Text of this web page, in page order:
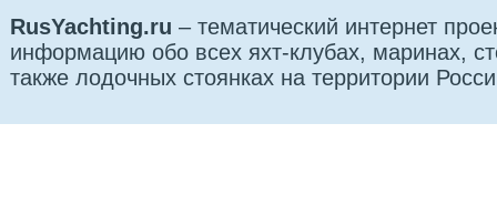
RusYachting.ru – тематический интернет
информацию обо всех яхт-клубах, маринах,
также лодочных стоянках на территории